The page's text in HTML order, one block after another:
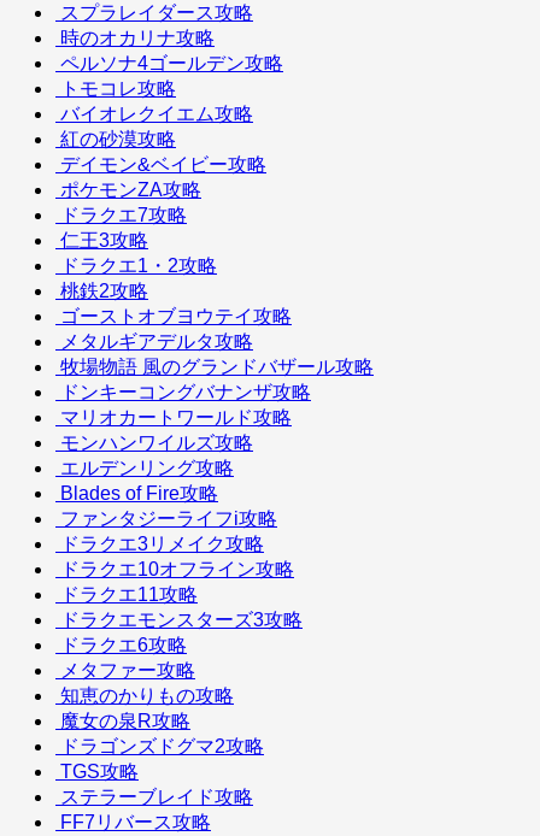
スプラレイダース攻略
時のオカリナ攻略
ペルソナ4ゴールデン攻略
トモコレ攻略
バイオレクイエム攻略
紅の砂漠攻略
デイモン&ベイビー攻略
ポケモンZA攻略
ドラクエ7攻略
仁王3攻略
ドラクエ1・2攻略
桃鉄2攻略
ゴーストオブヨウテイ攻略
メタルギアデルタ攻略
牧場物語 風のグランドバザール攻略
ドンキーコングバナンザ攻略
マリオカートワールド攻略
モンハンワイルズ攻略
エルデンリング攻略
Blades of Fire攻略
ファンタジーライフi攻略
ドラクエ3リメイク攻略
ドラクエ10オフライン攻略
ドラクエ11攻略
ドラクエモンスターズ3攻略
ドラクエ6攻略
メタファー攻略
知恵のかりもの攻略
魔女の泉R攻略
ドラゴンズドグマ2攻略
TGS攻略
ステラーブレイド攻略
FF7リバース攻略